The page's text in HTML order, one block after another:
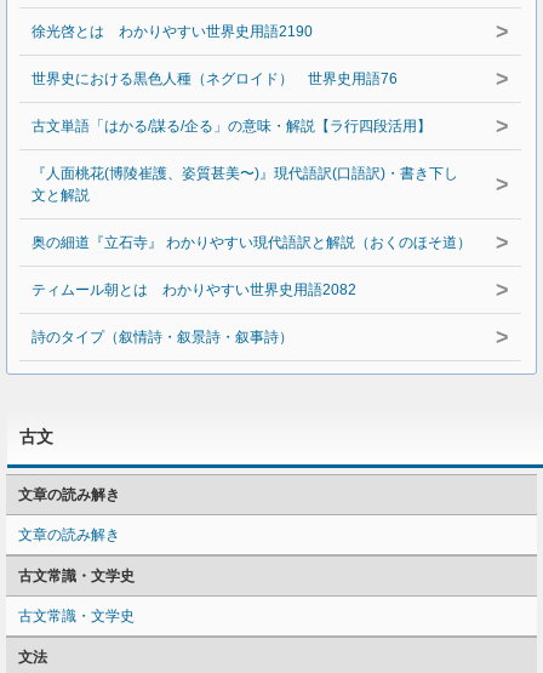
徐光啓とは わかりやすい世界史用語2190 >
世界史における黒色人種（ネグロイド） 世界史用語76 >
古文単語「はかる/謀る/企る」の意味・解説【ラ行四段活用】 >
『人面桃花(博陵崔護、姿質甚美〜)』現代語訳(口語訳)・書き下し
文と解説
>
奥の細道『立石寺』 わかりやすい現代語訳と解説（おくのほそ道） >
ティムール朝とは わかりやすい世界史用語2082 >
詩のタイプ（叙情詩・叙景詩・叙事詩） >
古文
文章の読み解き
文章の読み解き
古文常識・文学史
古文常識・文学史
文法